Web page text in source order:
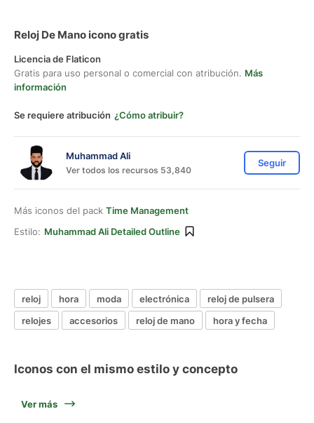
Reloj De Mano icono gratis
Licencia de Flaticon
Gratis para uso personal o comercial con atribución. Más
información
Se requiere atribución ¿Cómo atribuir?
Muhammad Ali
Ver todos los recursos 53,840
Seguir
Más iconos del pack Time Management
Estilo: Muhammad Ali Detailed Outline
reloj hora moda electrónica
reloj de pulsera
relojes
accesorios reloj de mano hora y fecha
Iconos con el mismo estilo y concepto
Ver más